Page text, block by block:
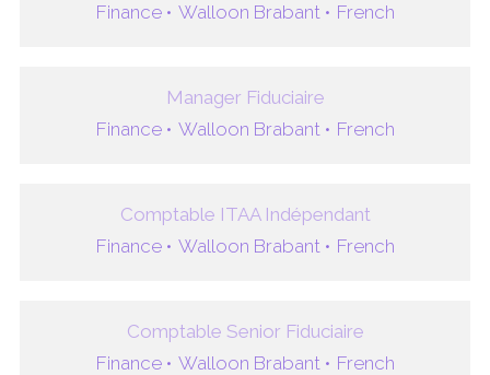
Finance • Walloon Brabant • French
Manager Fiduciaire
Finance • Walloon Brabant • French
Comptable ITAA Indépendant
Finance • Walloon Brabant • French
Comptable Senior Fiduciaire
Finance • Walloon Brabant • French